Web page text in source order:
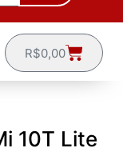
R$0,00
10T Lite